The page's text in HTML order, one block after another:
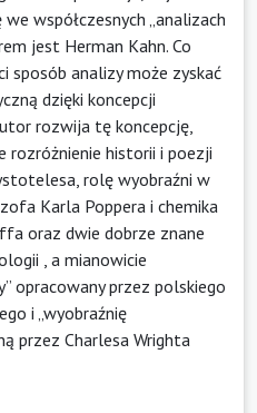
współczesnych „analizach
jest Herman Kahn. Co
sposób analizy może zyskać
dzięki koncepcji
rozwija tę koncepcję,
rozróżnienie historii i poezji
rolę wyobraźni w
Karla Poppera i chemika
oraz dwie dobrze znane
, a mianowicie
opracowany przez polskiego
i „wyobraźnię
przez Charlesa Wrighta